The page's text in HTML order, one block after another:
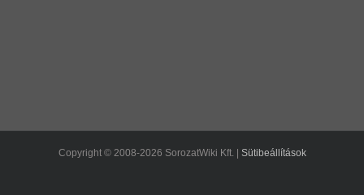
Copyright © 2008-2026 SorozatWiki Kft. | Sütibeállítások